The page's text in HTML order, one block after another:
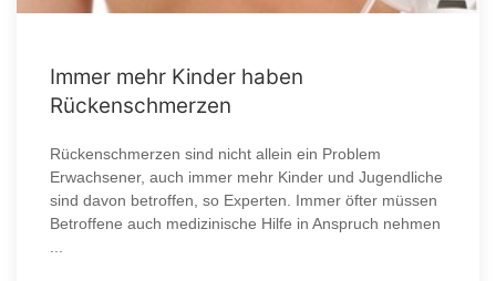
Immer mehr Kinder haben
Rückenschmerzen
Rückenschmerzen sind nicht allein ein Problem
Erwachsener, auch immer mehr Kinder und Jugendliche
sind davon betroffen, so Experten. Immer öfter müssen
Betroffene auch medizinische Hilfe in Anspruch nehmen